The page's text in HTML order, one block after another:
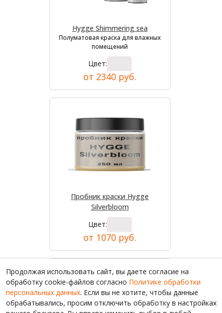
Hygge Shimmering sea
Полуматовая краска для влажных
помещений
Цвет:
от 2340 руб.
Пробник краски Hygge
Silverbloom
Цвет:
от 1070 руб.
Продолжая использовать сайт, вы даете согласие на
обработку cookie-файлов согласно Политике обработки
персональных данных. Если вы не хотите, чтобы данные
обрабатывались, просим отключить обработку в настройках